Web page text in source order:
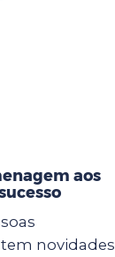
aos
novidades